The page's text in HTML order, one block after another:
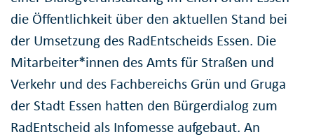
die Öffentlichkeit über den aktuellen Stand bei
der Umsetzung des RadEntscheids Essen. Die
Mitarbeiter*innen des Amts für Straßen und
Verkehr und des Fachbereichs Grün und Gruga
der Stadt Essen hatten den Bürgerdialog zum
RadEntscheid als Infomesse aufgebaut. An